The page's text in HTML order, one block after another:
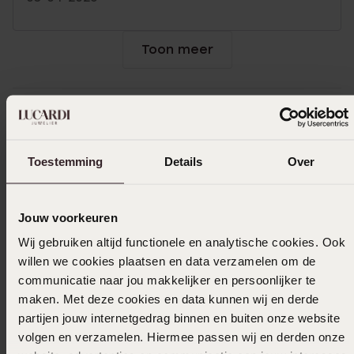
Toestemming Details Over
Jouw voorkeuren
Wij gebruiken altijd functionele en analytische cookies. Ook
willen we cookies plaatsen en data verzamelen om de
communicatie naar jou makkelijker en persoonlijker te
maken. Met deze cookies en data kunnen wij en derde
partijen jouw internetgedrag binnen en buiten onze website
volgen en verzamelen. Hiermee passen wij en derden onze
Toon meer
Ook leuk voor jou